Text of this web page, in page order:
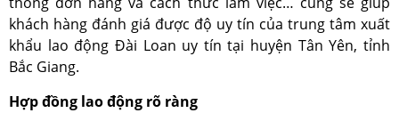
khách hàng đánh giá được độ uy tín của trung tâm xuất
khẩu lao động Đài Loan uy tín tại huyện Tân Yên, tỉnh
Bắc Giang.
Hợp đồng lao động rõ ràng